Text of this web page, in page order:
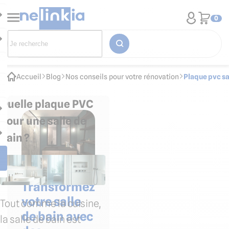
0
Accueil Blog Nos conseils pour votre rénovation Plaque pvc
Quelle plaque PVC
pour une salle de
bain ?
Tout comme la cuisine,
la salle de bain est
Transformez
votre salle
de bain avec